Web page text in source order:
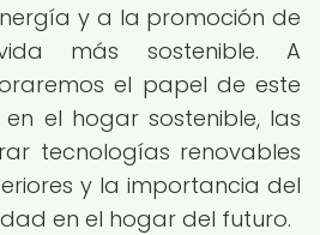
y a la promoción de
más sostenible. A
el papel de este
el hogar sostenible, las
tecnologías renovables
y la importancia del
en el hogar del futuro.